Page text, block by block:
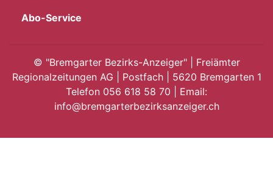
Abo-Service
© "Bremgarter Bezirks-Anzeiger" | Freiämter
Regionalzeitungen AG | Postfach | 5620 Bremgarten 1
Telefon 056 618 58 70 | Email:
info@bremgarterbezirksanzeiger.ch